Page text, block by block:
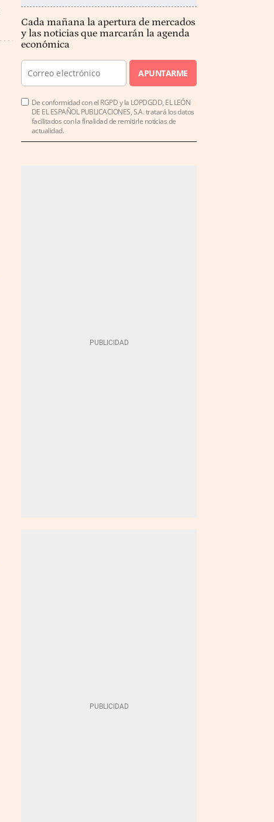
Cada mañana la apertura de mercados
y las noticias que marcarán la agenda
económica
APUNTARME
De conformidad con el RGPD y la LOPDGDD, EL LEÓN
DE EL ESPAÑOL PUBLICACIONES, S.A. tratará los datos
facilitados con la finalidad de remitirle noticias de
actualidad.